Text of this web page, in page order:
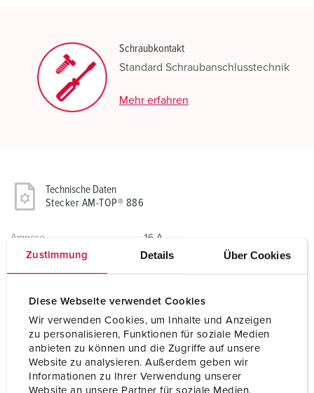
Zustimmung Details Über Cookies
Diese Webseite verwendet Cookies
Wir verwenden Cookies, um Inhalte und Anzeigen
zu personalisieren, Funktionen für soziale Medien
anbieten zu können und die Zugriffe auf unsere
Website zu analysieren. Außerdem geben wir
Informationen zu Ihrer Verwendung unserer
Website an unsere Partner für soziale Medien,
Schraubkontakt
Standard Schraubanschlusstechnik
Mehr erfahren
Technische Daten
Stecker AM-TOP® 886
Ampere 16 A
nach Trenntransformator
Uhrzeitstellung 12 h
Anschlusstechnik Schraubkontakt
Kontakt standard